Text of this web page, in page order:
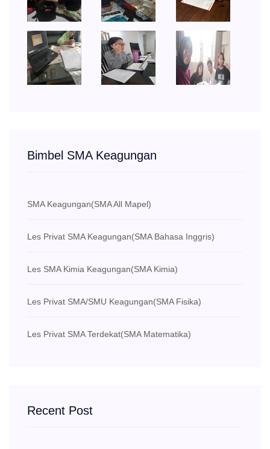
Bimbel SMA Keagungan
SMA Keagungan(SMA All Mapel)
Les Privat SMA Keagungan(SMA Bahasa Inggris)
Les SMA Kimia Keagungan(SMA Kimia)
Les Privat SMA/SMU Keagungan(SMA Fisika)
Les Privat SMA Terdekat(SMA Matematika)
Recent Post